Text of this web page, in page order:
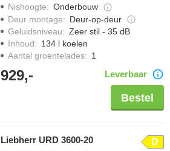
Nishoogte: Onderbouw
Deur montage: Deur-op-deur
Geluidsniveau: Zeer stil - 35 dB
Inhoud: 134 l koelen
Aantal groentelades: 1
929,- Leverbaar
Bestel
Liebherr URD 3600-20 D